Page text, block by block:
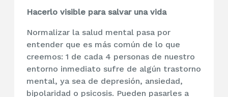
Hacerlo visible para salvar una vida
Normalizar la salud mental pasa por
entender que es más común de lo que
creemos: 1 de cada 4 personas de nuestro
entorno inmediato sufre de algún trastorno
mental, ya sea de depresión, ansiedad,
bipolaridad o psicosis. Pueden pasarles a